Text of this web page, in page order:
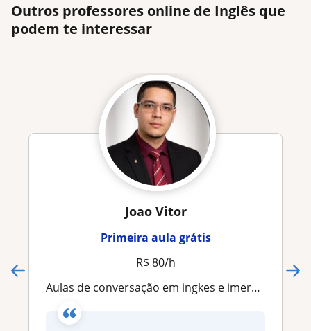
Outros professores online de Inglês que
podem te interessar
Joao Vitor
Primeira aula grátis
R$ 80/h
Aulas de conversação em ingkes e imersao no idioma